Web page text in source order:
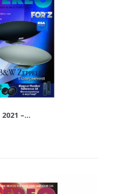
–…